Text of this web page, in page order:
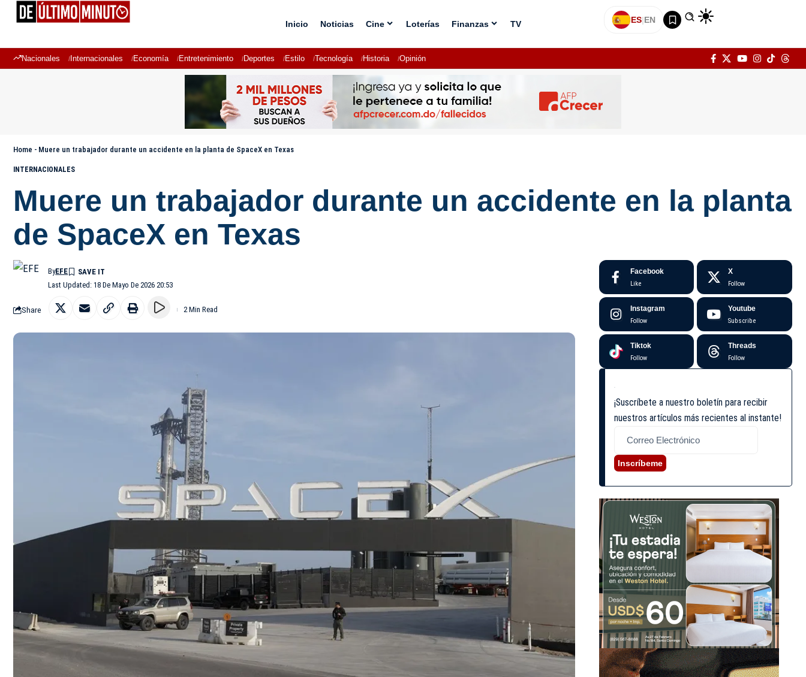
Inicio Noticias Cine Loterías Finanzas TV ES|EN
Nacionales Internacionales Economía Entretenimiento Deportes Estilo Tecnología Historia Opinión
Home - Muere un trabajador durante un accidente en la planta de SpaceX en Texas
INTERNACIONALES
Muere un trabajador durante un accidente en la planta
de SpaceX en Texas
Last Updated: 18 De Mayo De 2026 20:53
ByEFE
Share 2 Min Read
Facebook
Like
X
Follow
Instagram
Follow
Youtube
Subscribe
Tiktok
Follow
Threads
Follow
¡Suscríbete a nuestro boletín para recibir
nuestros artículos más recientes al instante!
Inscríbeme